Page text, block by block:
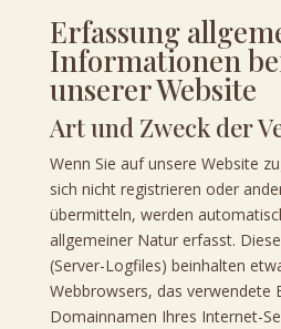
Erfassung
Informationen
unserer Website
Art und Zweck der
Wenn Sie auf unsere Website
sich nicht registrieren oder
übermitteln, werden
allgemeiner Natur erfasst.
(Server-Logfiles) beinhalten
Webbrowsers, das verwendete
Domainnamen Ihres Internet-